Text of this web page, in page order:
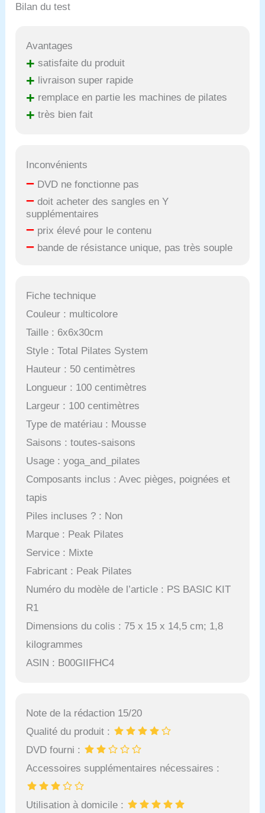
Bilan du test
Avantages
+ satisfaite du produit
+ livraison super rapide
+ remplace en partie les machines de pilates
+ très bien fait
Inconvénients
– DVD ne fonctionne pas
– doit acheter des sangles en Y
supplémentaires
– prix élevé pour le contenu
– bande de résistance unique, pas très souple
Fiche technique
Couleur : multicolore
Taille : 6x6x30cm
Style : Total Pilates System
Hauteur : 50 centimètres
Longueur : 100 centimètres
Largeur : 100 centimètres
Type de matériau : Mousse
Saisons : toutes-saisons
Usage : yoga_and_pilates
Composants inclus : Avec pièges, poignées et
tapis
Piles incluses ? : Non
Marque : Peak Pilates
Service : Mixte
Fabricant : Peak Pilates
Numéro du modèle de l’article : PS BASIC KIT
R1
Dimensions du colis : 75 x 15 x 14,5 cm; 1,8
kilogrammes
ASIN : B00GIIFHC4
Note de la rédaction 15/20
Qualité du produit :
DVD fourni :
Accessoires supplémentaires nécessaires :
Utilisation à domicile :